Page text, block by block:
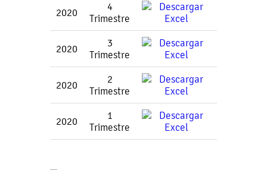
2020
4
Trimestre
2020
3
Trimestre
2020
2
Trimestre
2020
1
Trimestre